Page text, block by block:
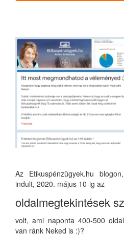
Az Etikuspénzügyek.hu
indult, 2020. május 10-ig az
oldalmegtekintések
volt, ami naponta 400-500
van ránk Neked is :)?